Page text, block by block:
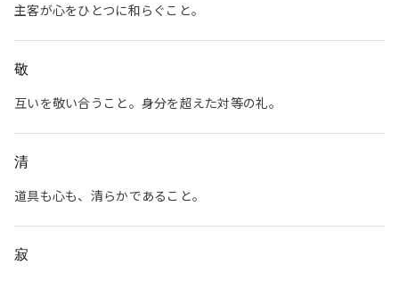
主客が心をひとつに和らぐこと。
敬
互いを敬い合うこと。身分を超えた対等の礼。
清
道具も心も、清らかであること。
寂